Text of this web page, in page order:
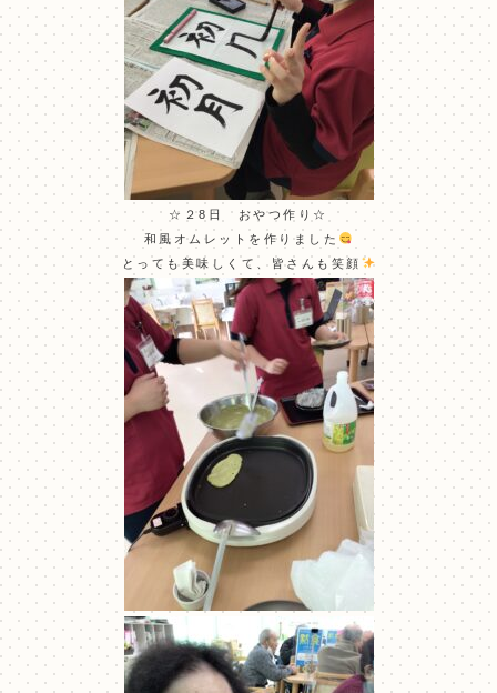
☆２8日 おやつ作り☆
和風オムレットを作りました
とっても美味しくて、皆さんも笑顔